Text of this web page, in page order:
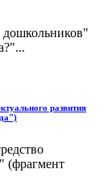
дошкольников"
развития
(фрагмент